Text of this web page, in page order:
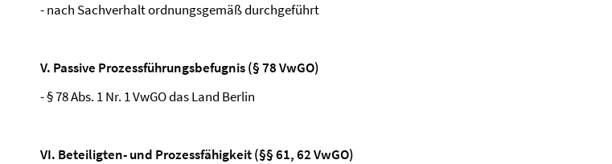
- nach Sachverhalt ordnungsgemäß durchgeführt
V. Passive Prozessführungsbefugnis (§ 78 VwGO)
- § 78 Abs. 1 Nr. 1 VwGO das Land Berlin
VI. Beteiligten- und Prozessfähigkeit (§§ 61, 62 VwGO)